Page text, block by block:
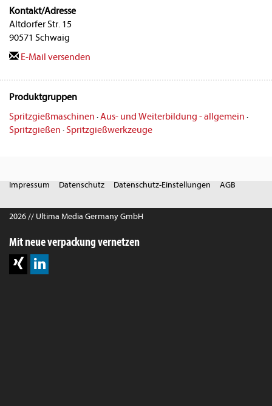
Kontakt/Adresse
Altdorfer Str. 15
90571 Schwaig
E-Mail versenden
Produktgruppen
Spritzgießmaschinen ·Aus- und Weiterbildung - allgemein ·
Spritzgießen ·Spritzgießwerkzeuge
Impressum Datenschutz Datenschutz-Einstellungen AGB
2026 // Ultima Media Germany GmbH
Mit neue verpackung vernetzen